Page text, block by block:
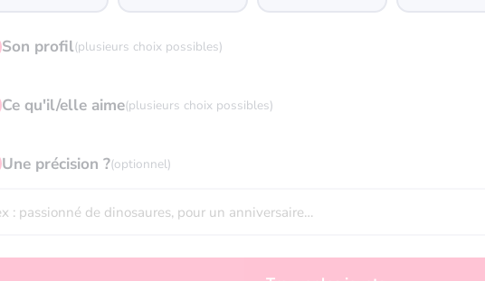
Son profil(plusieurs choix possibles)
Ce qu'il/elle aime(plusieurs choix possibles)
Une précision ?(optionnel)